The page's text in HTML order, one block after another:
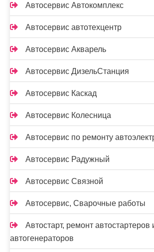
Автосервис Автокомплекс
Автосервис автотехцентр
Автосервис Акварель
Автосервис ДизельСтанция
Автосервис Каскад
Автосервис Колесница
Автосервис по ремонту
Автосервис Радужный
Автосервис Связной
Автосервис, Сварочные работы
Автостарт, ремонт автостартеров
автогенераторов